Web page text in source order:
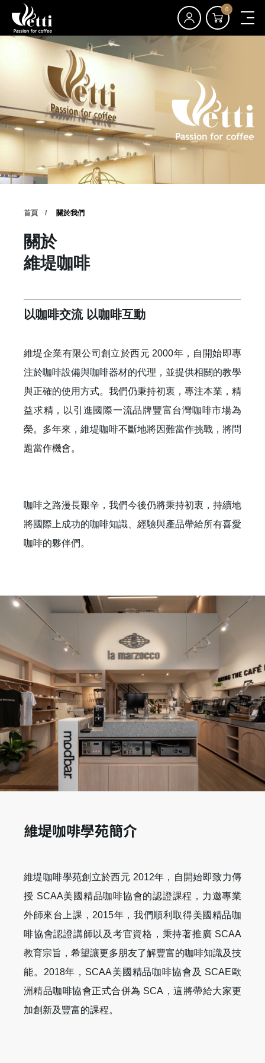
0
首頁 關於我們
關於
維堤咖啡
以咖啡交流 以咖啡互動
維堤企業有限公司創立於西元 2000年，自開始即專
注於咖啡設備與咖啡器材的代理，並提供相關的教學
與正確的使用方式。我們仍秉持初衷，專注本業，精
益求精，以引進國際一流品牌豐富台灣咖啡市場為
榮。多年來，維堤咖啡不斷地將因難當作挑戰，將問
題當作機會。
咖啡之路漫長艱辛，我們今後仍將秉持初衷，持續地
將國際上成功的咖啡知識、經驗與產品帶給所有喜愛
咖啡的夥伴們。
維堤咖啡學苑簡介
維堤咖啡學苑創立於西元 2012年，自開始即致力傳
授 SCAA美國精品咖啡協會的認證課程，力邀專業
外師來台上課，2015年，我們順利取得美國精品咖
啡協會認證講師以及考官資格，秉持著推廣 SCAA
教育宗旨，希望讓更多朋友了解豐富的咖啡知識及技
能。2018年，SCAA美國精品咖啡協會及 SCAE歐
洲精品咖啡協會正式合併為 SCA，這將帶給大家更
加創新及豐富的課程。